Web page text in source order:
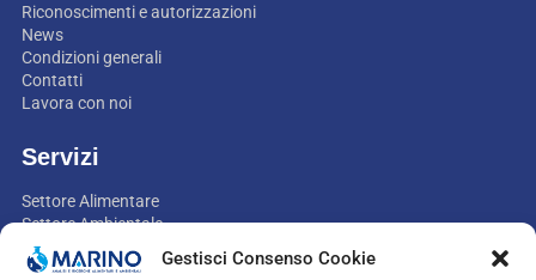
Gestisci Consenso Cookie
Riconoscimenti e autorizzazioni
News
Condizioni generali
Contatti
Lavora con noi
Servizi
Settore Alimentare
Settore Ambientale
Settore Non-food
Settore Mangimi